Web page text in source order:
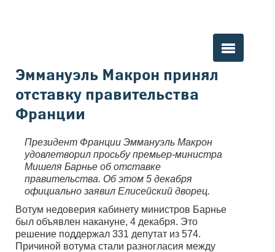
Вы здесь
Эммануэль Макрон принял
отставку правительства
Франции
Президент Франции Эммануэль Макрон
удовлетворил просьбу премьер-министра
Мишеля Барнье об отставке
правительства. Об этом 5 декабря
официально заявил Елисейский дворец.
Вотум недоверия кабинету министров Барнье
был объявлен накануне, 4 декабря. Это
решение поддержал 331 депутат из 574.
Причиной вотума стали разногласия между